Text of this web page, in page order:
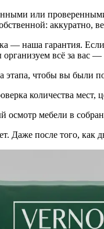
или
аккуратно,
— наша гарантия.
всё за вас —
этапа, чтобы вы были
количества мест,
мебели в
Даже после того, как